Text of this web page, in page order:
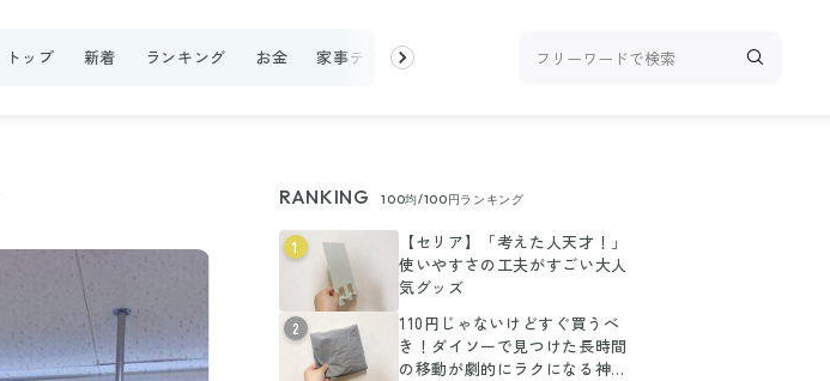
トップ 新着 ランキング お金 家事テク 収納・片付け ビューティ 100均・雑貨
RANKING 100均/100円ランキング
1
【セリア】「考えた人天才！」
使いやすさの工夫がすごい大人
気グッズ
2
110円じゃないけどすぐ買うべ
き！ダイソーで見つけた長時間
の移動が劇的にラクになる神ア